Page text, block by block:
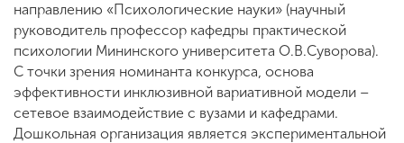
направлению «Психологические науки» (научный
руководитель профессор кафедры практической
психологии Мининского университета О.В.Суворова).
С точки зрения номинанта конкурса, основа
эффективности инклюзивной вариативной модели –
сетевое взаимодействие с вузами и кафедрами.
Дошкольная организация является экспериментальной